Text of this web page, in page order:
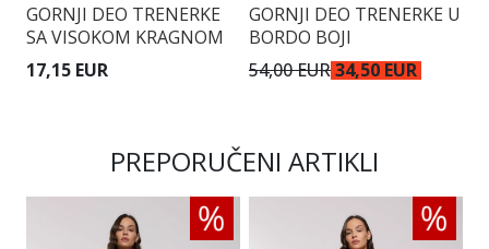
GORNJI DEO TRENERKE
SA VISOKOM KRAGNOM
17,15 EUR
GORNJI DEO TRENERKE U
BORDO BOJI
54,00 EUR34,50 EUR
PREPORUČENI ARTIKLI